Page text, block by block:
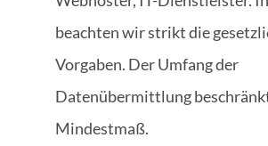
beachten wir strikt die
Vorgaben. Der Umfang der
Datenübermittlung
Mindestmaß.